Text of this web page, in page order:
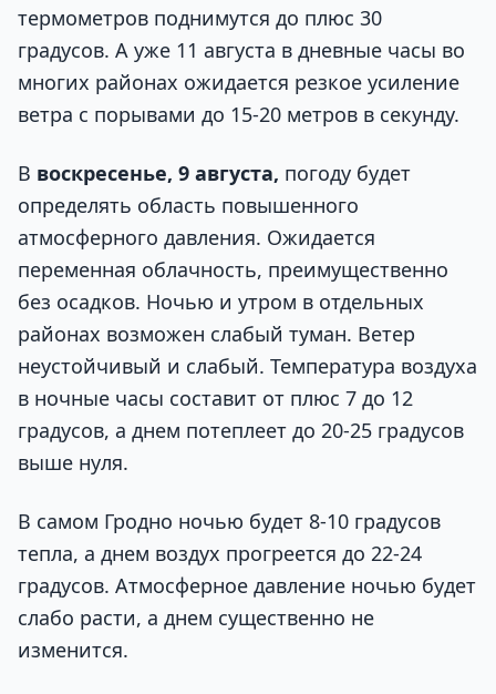
термометров поднимутся до плюс 30
градусов. А уже 11 августа в дневные часы во
многих районах ожидается резкое усиление
ветра с порывами до 15-20 метров в секунду.
В воскресенье, 9 августа, погоду будет
определять область повышенного
атмосферного давления. Ожидается
переменная облачность, преимущественно
без осадков. Ночью и утром в отдельных
районах возможен слабый туман. Ветер
неустойчивый и слабый. Температура воздуха
в ночные часы составит от плюс 7 до 12
градусов, а днем потеплеет до 20-25 градусов
выше нуля.
В самом Гродно ночью будет 8-10 градусов
тепла, а днем воздух прогреется до 22-24
градусов. Атмосферное давление ночью будет
слабо расти, а днем существенно не
изменится.